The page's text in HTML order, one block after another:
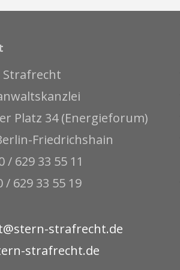
Platz 34 (Energieforum)
Friedrichshain
/ 629 33 55 11
/ 629 33 55 19
strafrecht.de
strafrecht.de